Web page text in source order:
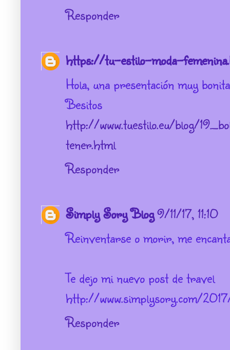
Responder
https://tu-estilo-moda-
Hola, una presentación muy
Besitos
http://www.tuestilo.eu/blog/
tener.html
Responder
Simply Sory Blog9/11/17, 11:10
Reinventarse o morir, me
Te dejo mi nuevo post de travel
http://www.simplysory.com/
Responder